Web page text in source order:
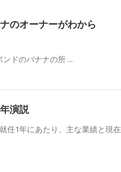
のオーナーがわから
ドのバナナの所 ...
演説
任1年にあたり、主な業績と現在